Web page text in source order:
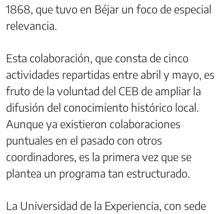
1868, que tuvo en Béjar un foco de especial
relevancia.
Esta colaboración, que consta de cinco
actividades repartidas entre abril y mayo, es
fruto de la voluntad del CEB de ampliar la
difusión del conocimiento histórico local.
Aunque ya existieron colaboraciones
puntuales en el pasado con otros
coordinadores, es la primera vez que se
plantea un programa tan estructurado.
La Universidad de la Experiencia, con sede